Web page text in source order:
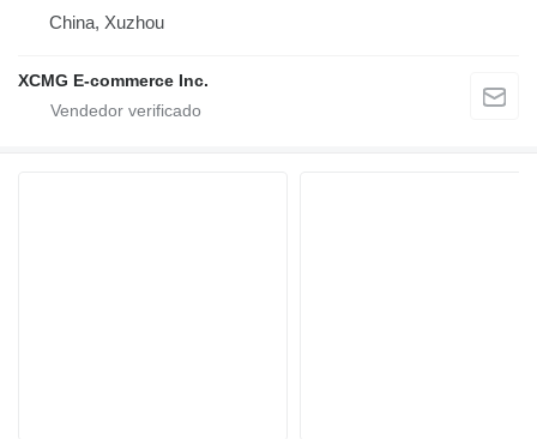
China, Xuzhou
XCMG E-commerce Inc.